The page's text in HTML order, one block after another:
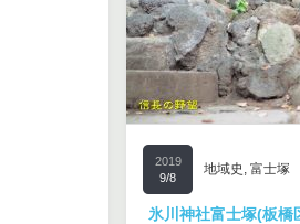
2019
9/8
地域史 , 富士塚
氷川神社富士塚(板橋
2017
5/3
地域史 , 富士塚
谷津仙元富士(武蔵村